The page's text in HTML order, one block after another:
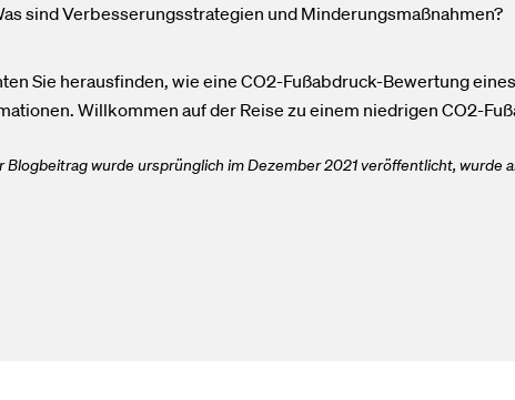
sind Verbesserungsstrategien und Minderungsmaßnahmen?
Sie herausfinden, wie eine CO2-Fußabdruck-Bewertung
Willkommen auf der Reise zu einem niedrigen CO2-
Blogbeitrag wurde ursprünglich im Dezember 2021 veröffentlicht, wurde